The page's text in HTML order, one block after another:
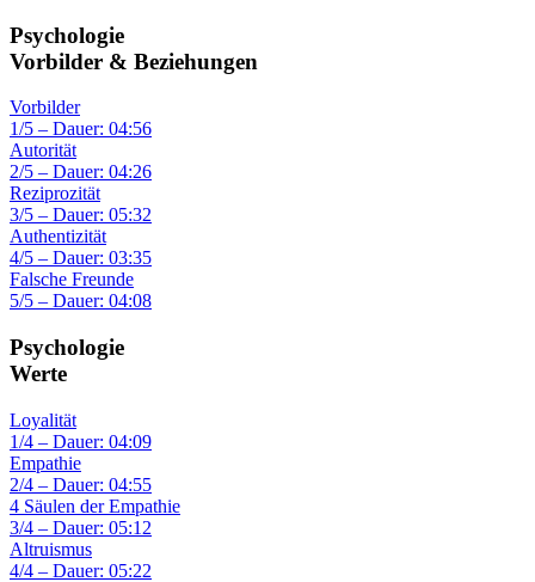
Psychologie
Vorbilder & Beziehungen
Vorbilder
1/5 – Dauer: 04:56
Autorität
2/5 – Dauer: 04:26
Reziprozität
3/5 – Dauer: 05:32
Authentizität
4/5 – Dauer: 03:35
Falsche Freunde
5/5 – Dauer: 04:08
Psychologie
Werte
Loyalität
1/4 – Dauer: 04:09
Empathie
2/4 – Dauer: 04:55
4 Säulen der Empathie
3/4 – Dauer: 05:12
Altruismus
4/4 – Dauer: 05:22